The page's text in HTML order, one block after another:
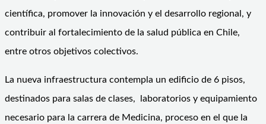
científica, promover la innovación y el desarrollo regional, y
contribuir al fortalecimiento de la salud pública en Chile,
entre otros objetivos colectivos.
La nueva infraestructura contempla un edificio de 6 pisos,
destinados para salas de clases, laboratorios y equipamiento
necesario para la carrera de Medicina, proceso en el que la